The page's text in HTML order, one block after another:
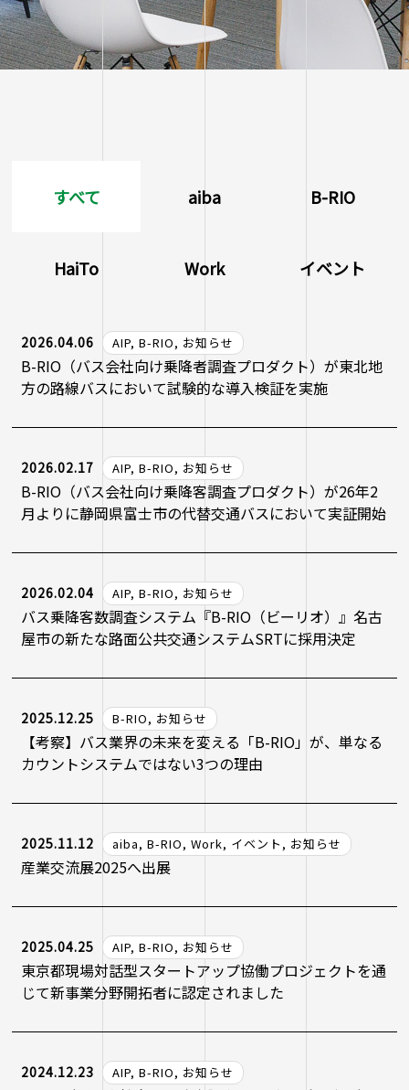
すべて aiba B-RIO
HaiTo Work イベント
2026.04.06 AIP, B-RIO, お知らせ
B-RIO（バス会社向け乗降者調査プロダクト）が東北地
方の路線バスにおいて試験的な導入検証を実施
2026.02.17 AIP, B-RIO, お知らせ
B-RIO（バス会社向け乗降客調査プロダクト）が26年2
月よりに静岡県富士市の代替交通バスにおいて実証開始
2026.02.04 AIP, B-RIO, お知らせ
バス乗降客数調査システム『B-RIO（ビーリオ）』名古
屋市の新たな路面公共交通システムSRTに採用決定
2025.12.25 B-RIO, お知らせ
【考察】バス業界の未来を変える「B-RIO」が、単なる
カウントシステムではない3つの理由
2025.11.12 aiba, B-RIO, Work, イベント, お知らせ
産業交流展2025へ出展
2025.04.25 AIP, B-RIO, お知らせ
東京都現場対話型スタートアップ協働プロジェクトを通
じて新事業分野開拓者に認定されました
2024.12.23 AIP, B-RIO, お知らせ